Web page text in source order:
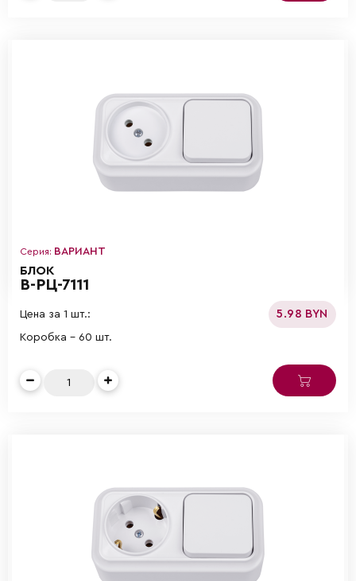
Серия: ВАРИАНТ
БЛОК
В-РЦ-7111
Цена за 1 шт.: 5.98 BYN
Коробка - 60 шт.